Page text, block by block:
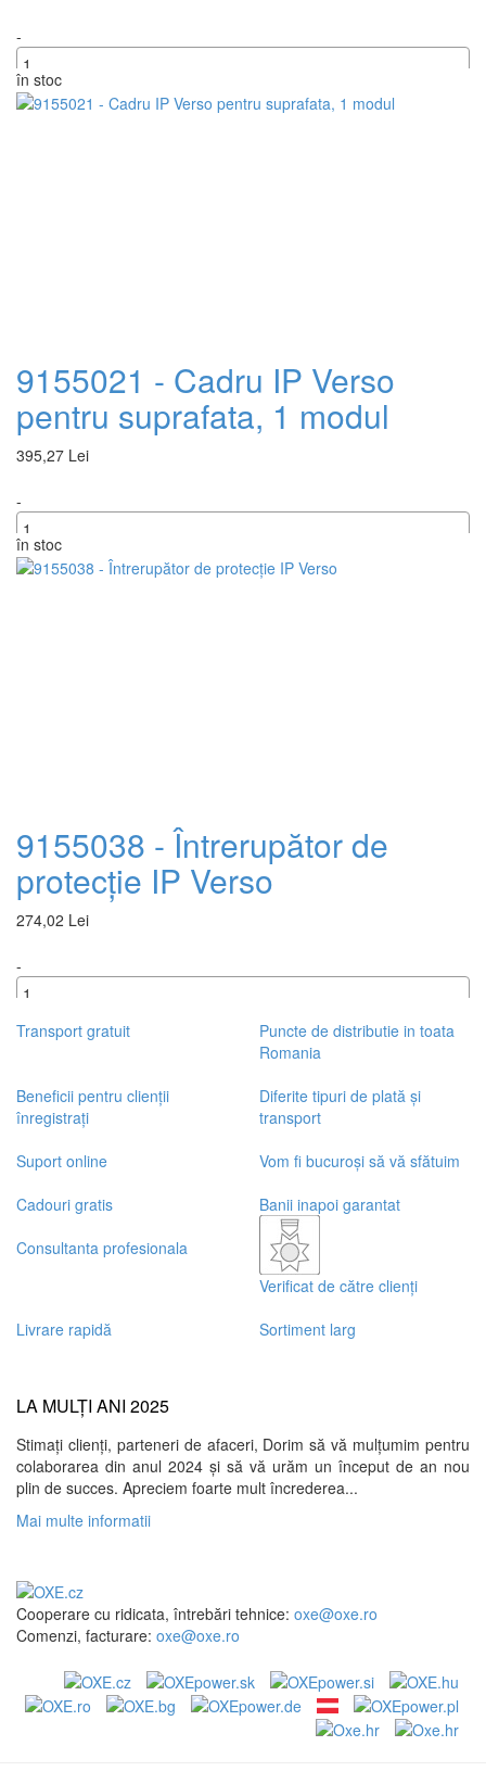
-
+
în stoc
9155021 - Cadru IP Verso
pentru suprafata, 1 modul
395,27 Lei
-
+
în stoc
9155038 - Întrerupător de
protecție IP Verso
274,02 Lei
-
+
Transport gratuit
Puncte de distributie in toata
Romania
Beneficii pentru clienții
înregistrați
Diferite tipuri de plată și
transport
Suport online
Vom fi bucuroși să vă sfătuim
Cadouri gratis
Banii inapoi garantat
Consultanta profesionala
Verificat de către clienți
Livrare rapidă
Sortiment larg
LA MULȚI ANI 2025
Stimați clienți, parteneri de afaceri, Dorim să vă mulțumim pentru
colaborarea din anul 2024 și să vă urăm un început de an nou
plin de succes. Apreciem foarte mult încrederea...
Mai multe informatii
Cooperare cu ridicata, întrebări tehnice: oxe@oxe.ro
Comenzi, facturare: oxe@oxe.ro